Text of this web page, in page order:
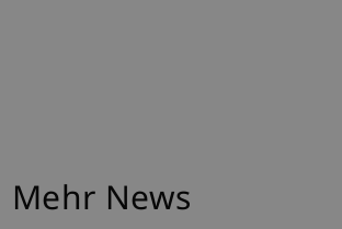
Mehr News